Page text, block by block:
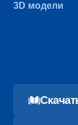
3D модели